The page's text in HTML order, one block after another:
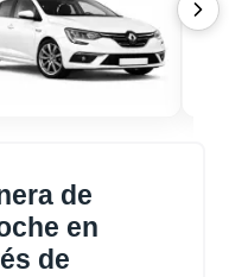
de
en
de